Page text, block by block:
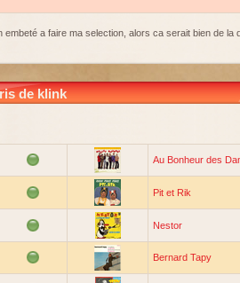
embeté a faire ma selection, alors ca serait bien de la
de klink
Au Bonheur des
Pit et Rik
Nestor
Bernard Tapy